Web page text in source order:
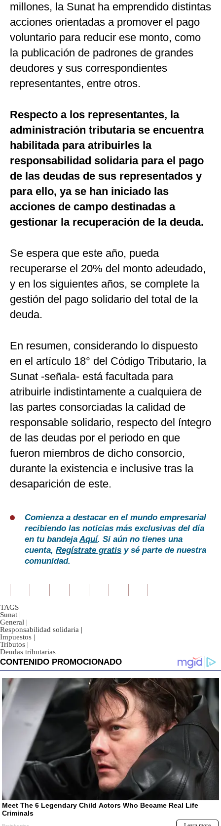
millones, la Sunat ha emprendido distintas
acciones orientadas a promover el pago
voluntario para reducir ese monto, como
la publicación de padrones de grandes
deudores y sus correspondientes
representantes, entre otros.
Respecto a los representantes, la
administración tributaria se encuentra
habilitada para atribuirles la
responsabilidad solidaria para el pago
de las deudas de sus representados y
para ello, ya se han iniciado las
acciones de campo destinadas a
gestionar la recuperación de la deuda.
Se espera que este año, pueda
recuperarse el 20% del monto adeudado,
y en los siguientes años, se complete la
gestión del pago solidario del total de la
deuda.
En resumen, considerando lo dispuesto
en el artículo 18° del Código Tributario, la
Sunat -señala- está facultada para
atribuirle indistintamente a cualquiera de
las partes consorciadas la calidad de
responsable solidario, respecto del íntegro
de las deudas por el periodo en que
fueron miembros de dicho consorcio,
durante la existencia e inclusive tras la
desaparición de este.
Comienza a destacar en el mundo empresarial
recibiendo las noticias más exclusivas del día
en tu bandejaAquí. Si aún no tienes una
cuenta, Regístrate gratis y sé parte de nuestra
comunidad.
TAGS
Sunat |
General |
Responsabilidad solidaria |
Impuestos |
Tributos |
Deudas tributarias